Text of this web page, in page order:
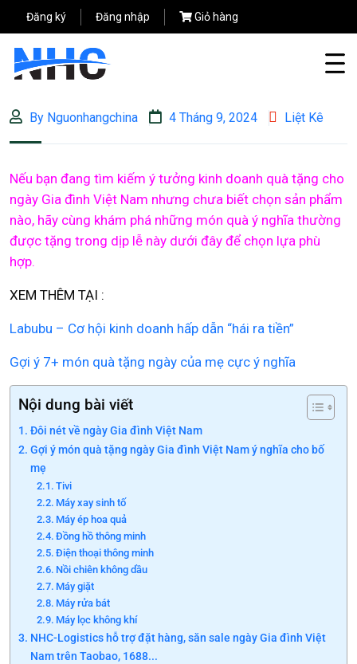
Đăng ký Đăng nhập Giỏ hàng
By Nguonhangchina 4 Tháng 9, 2024 Liệt Kê
Nếu bạn đang tìm kiếm ý tưởng kinh doanh quà tặng cho
ngày Gia đình Việt Nam nhưng chưa biết chọn sản phẩm
nào, hãy cùng khám phá những món quà ý nghĩa thường
được tặng trong dịp lễ này dưới đây để chọn lựa phù
hợp.
XEM THÊM TẠI :
Labubu – Cơ hội kinh doanh hấp dẫn “hái ra tiền”
Gợi ý 7+ món quà tặng ngày của mẹ cực ý nghĩa
Nội dung bài viết
Đôi nét về ngày Gia đình Việt Nam
Gợi ý món quà tặng ngày Gia đình Việt Nam ý nghĩa cho bố
mẹ
Tivi
Máy xay sinh tố
Máy ép hoa quả
Đồng hồ thông minh
Điện thoại thông minh
Nồi chiên không dầu
Máy giặt
Máy rửa bát
Máy lọc không khí
NHC-Logistics hỗ trợ đặt hàng, săn sale ngày Gia đình Việt
Nam trên Taobao, 1688...